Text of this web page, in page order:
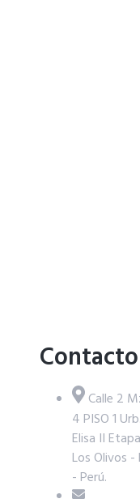
Contacto
Calle 2
4 PISO 1
Elisa II
Los Olivos -
- Perú.